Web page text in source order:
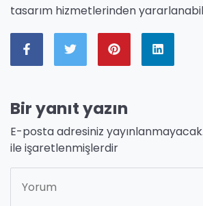
tasarım hizmetlerinden
Bir yanıt yazın
E-posta adresiniz yayınlanmayacak.
ile işaretlenmişlerdir